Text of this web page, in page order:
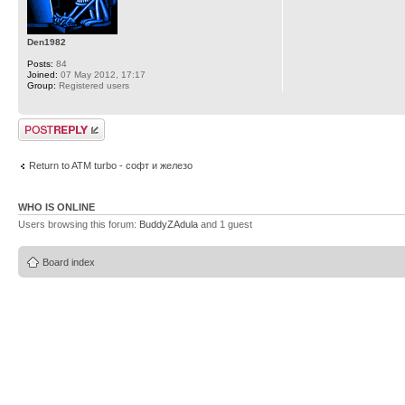
Den1982
Posts: 84
Joined: 07 May 2012, 17:17
Group: Registered users
Post a reply
Return to ATM turbo - софт и железо
WHO IS ONLINE
Users browsing this forum: BuddyZAdula and 1 guest
Board index